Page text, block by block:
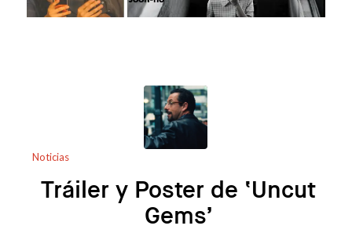
Noticias
Tráiler y Poster de ‘Uncut
Gems’